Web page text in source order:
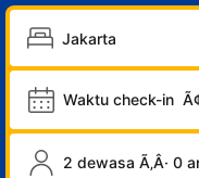
Waktu check-in
2 dewasa Ã‚Â· 0